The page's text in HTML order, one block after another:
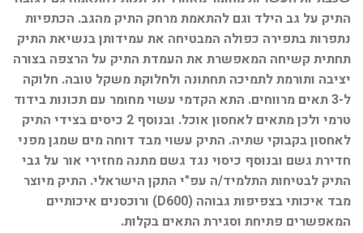
התיק על גב הילד וגם להתאמת מרחק התיק מהגב. הכתפיות
נתפרות בתפירה כפולה המבטיחה את עמידותן בנשיאת התיק
תחתית קשיחה המאפשרת את העמדת התיק על הרצפה בצורה
יציבה ותורמת לתמיכה תחתונה ולחלוקת משקל טובה. חלוקה
ל-3 תאים מרווחים. התא הקדמי עשוי מחומר עם תכונות בידוד
טרמי ולכן מתאים לאחסון אוכל. ובנוסף 2 כיסים בצידי התיק
לאחסון בקבוקי שתיה. התיק עשוי מבד דוחה מים שמגן מפני
חדירת גשם ובנוסף כיסוי נגד גשם מתנה מחזירי אור על גבי
התיק לבטיחות התלמיד/ה עפ"י התקן הישראלי. התיק מיוצר
מבד איכותי בצפיפות גבוהה (D600) ורוכסנים איכותיים
המאפשרים פתיחת וסגירת התאים בקלות.